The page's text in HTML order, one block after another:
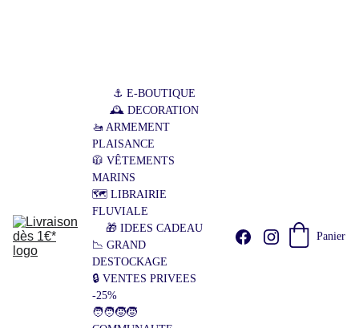
⚓ E-BOUTIQUE
🕰️ DECORATION
🚤 ARMEMENT
PLAISANCE
🧥 VÊTEMENTS
MARINS
🗺️ LIBRAIRIE
FLUVIALE
🎁 IDEES CADEAU
📉 GRAND
DESTOCKAGE
🔒 VENTES PRIVEES
-25%
🧑‍🧑‍🧒‍🧒
Panier